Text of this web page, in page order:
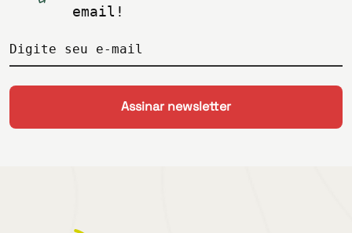
email!
Digite seu e-mail